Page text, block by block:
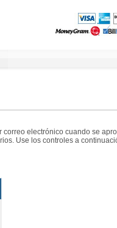
electrónico cuando se
Use los controles a